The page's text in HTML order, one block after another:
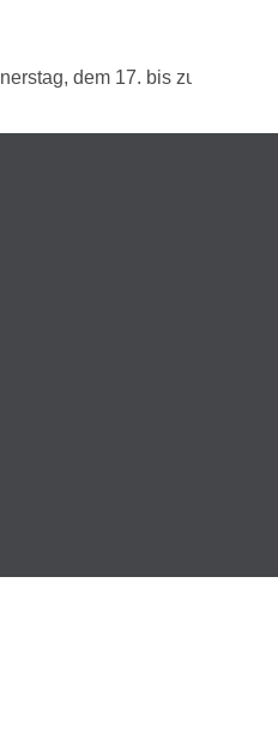
dem 17. bis zum 27.